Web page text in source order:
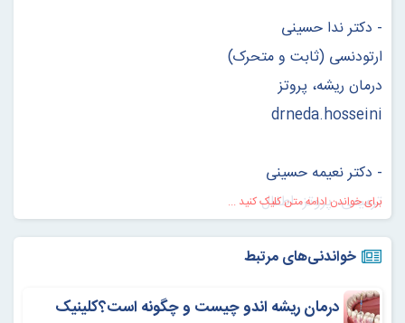
- دکتر ندا حسینی
ارتودنسی (ثابت و متحرک)
درمان ریشه، پروتز
drneda.hosseini
- دکتر نعیمه حسینی
ترمیمی، پروتز، اطفال
dr.naeimehhosseini
برای خواندن ادامه متن کلیک کنید ...
خواندنی‌های مرتبط
درمان ریشه اندو چیست و چگونه است؟کلینیک